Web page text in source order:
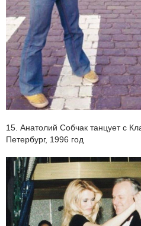
15. Анатолий Собчак танцует с
Петербург, 1996 год